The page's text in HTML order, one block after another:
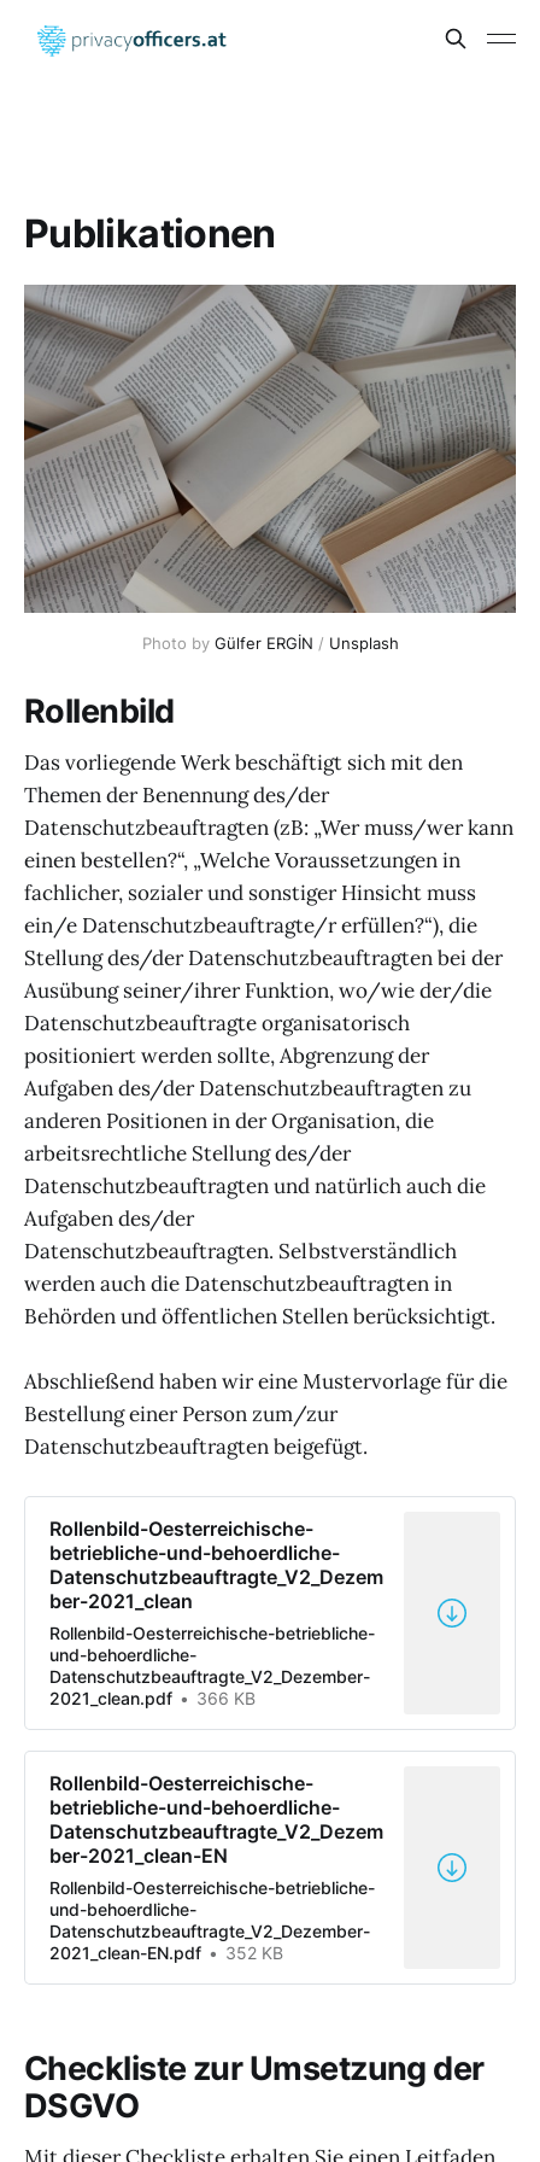
Publikationen
Photo by Gülfer ERGİN / Unsplash
Rollenbild
Das vorliegende Werk beschäftigt sich mit den
Themen der Benennung des/der
Datenschutzbeauftragten (zB: „Wer muss/wer kann
einen bestellen?“, „Welche Voraussetzungen in
fachlicher, sozialer und sonstiger Hinsicht muss
ein/e Datenschutzbeauftragte/r erfüllen?“), die
Stellung des/der Datenschutzbeauftragten bei der
Ausübung seiner/ihrer Funktion, wo/wie der/die
Datenschutzbeauftragte organisatorisch
positioniert werden sollte, Abgrenzung der
Aufgaben des/der Datenschutzbeauftragten zu
anderen Positionen in der Organisation, die
arbeitsrechtliche Stellung des/der
Datenschutzbeauftragten und natürlich auch die
Aufgaben des/der
Datenschutzbeauftragten. Selbstverständlich
werden auch die Datenschutzbeauftragten in
Behörden und öffentlichen Stellen berücksichtigt.
Abschließend haben wir eine Mustervorlage für die
Bestellung einer Person zum/zur
Datenschutzbeauftragten beigefügt.
Rollenbild-Oesterreichische-
betriebliche-und-behoerdliche-
Datenschutzbeauftragte_V2_Dezem
ber-2021_clean
Rollenbild-Oesterreichische-betriebliche-
und-behoerdliche-
Datenschutzbeauftragte_V2_Dezember-
2021_clean.pdf
366 KB
Rollenbild-Oesterreichische-
betriebliche-und-behoerdliche-
Datenschutzbeauftragte_V2_Dezem
ber-2021_clean-EN
Rollenbild-Oesterreichische-betriebliche-
und-behoerdliche-
Datenschutzbeauftragte_V2_Dezember-
2021_clean-EN.pdf
352 KB
Checkliste zur Umsetzung der
DSGVO